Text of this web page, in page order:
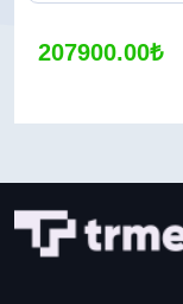
207900.00₺